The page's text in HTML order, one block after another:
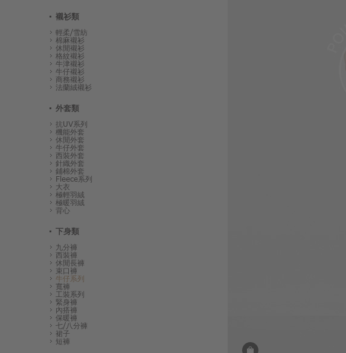
襯衫類
輕柔/雪紡
棉麻襯衫
休閒襯衫
格紋襯衫
牛津襯衫
牛仔襯衫
商務襯衫
法蘭絨襯衫
外套類
抗UV系列
機能外套
休閒外套
牛仔外套
西裝外套
針織外套
鋪棉外套
Fleece系列
大衣
極輕羽絨
極暖羽絨
背心
下身類
九分褲
西裝褲
休閒長褲
束口褲
牛仔系列
寬褲
工裝系列
緊身褲
內搭褲
保暖褲
七/八分褲
裙子
短褲